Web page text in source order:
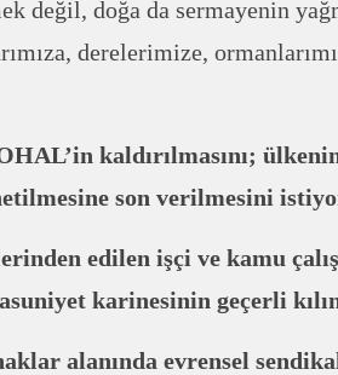
değil, doğa da sermayenin
derelerimize,
kaldırılmasını;
son verilmesini
edilen işçi ve kamu
karinesinin geçerli
alanında evrensel